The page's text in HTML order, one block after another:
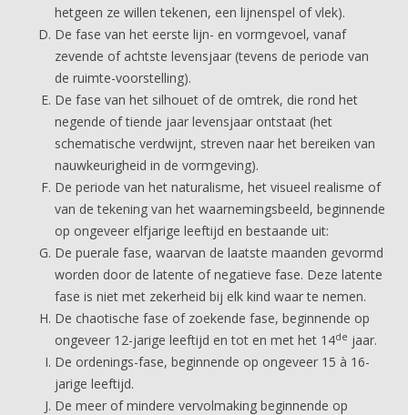
hetgeen ze willen tekenen, een lijnenspel of vlek).
De fase van het eerste lijn- en vormgevoel, vanaf
zevende of achtste levensjaar (tevens de periode van
de ruimte-voorstelling).
De fase van het silhouet of de omtrek, die rond het
negende of tiende jaar levensjaar ontstaat (het
schematische verdwijnt, streven naar het bereiken van
nauwkeurigheid in de vormgeving).
De periode van het naturalisme, het visueel realisme of
van de tekening van het waarnemingsbeeld, beginnende
op ongeveer elfjarige leeftijd en bestaande uit:
De puerale fase, waarvan de laatste maanden gevormd
worden door de latente of negatieve fase. Deze latente
fase is niet met zekerheid bij elk kind waar te nemen.
De chaotische fase of zoekende fase, beginnende op
ongeveer 12-jarige leeftijd en tot en met het 14de jaar.
De ordenings-fase, beginnende op ongeveer 15 à 16-
jarige leeftijd.
De meer of mindere vervolmaking beginnende op